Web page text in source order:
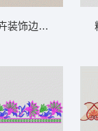
水溶条码网布
装饰边框图案 条带